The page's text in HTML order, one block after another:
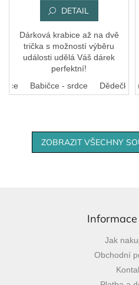
DETAIL
Dárková krabice až na dvě
trička s možností výběru
události udělá Váš dárek
perfektní!
Babičce - srdce Dědečkovi
Bílá Královská
ZOBRAZIT VŠECHNY
Jak
Obchodní